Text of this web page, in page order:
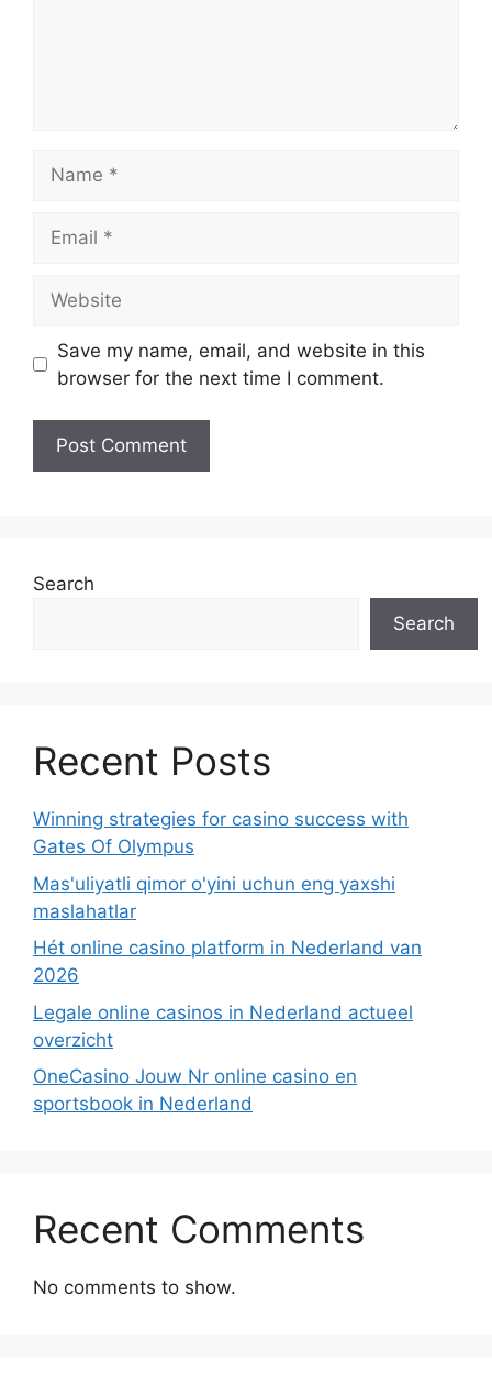
Save my name, email, and website in this
browser for the next time I comment.
Search
Search
Recent Posts
Winning strategies for casino success with
Gates Of Olympus
Mas'uliyatli qimor o'yini uchun eng yaxshi
maslahatlar
Hét online casino platform in Nederland van
2026
Legale online casinos in Nederland actueel
overzicht
OneCasino Jouw Nr online casino en
sportsbook in Nederland
Recent Comments
No comments to show.